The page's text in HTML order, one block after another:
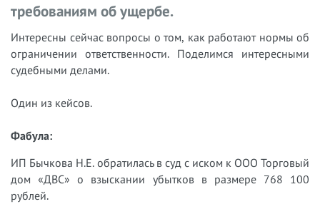
требованиям об ущербе.
Интересны сейчас вопросы о том, как работают нормы об
ограничении ответственности. Поделимся интересными
судебными делами.
Один из кейсов.
Фабула:
ИП Бычкова Н.Е. обратилась в суд с иском к ООО Торговый
дом «ДВС» о взыскании убытков в размере 768 100
рублей.